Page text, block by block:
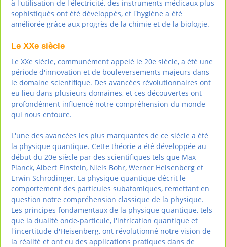
à l'utilisation de l'électricité, des instruments médicaux plus
sophistiqués ont été développés, et l'hygiène a été
améliorée grâce aux progrès de la chimie et de la biologie.
Le XXe siècle
Le XXe siècle, communément appelé le 20e siècle, a été une
période d'innovation et de bouleversements majeurs dans
le domaine scientifique. Des avancées révolutionnaires ont
eu lieu dans plusieurs domaines, et ces découvertes ont
profondément influencé notre compréhension du monde
qui nous entoure.
L'une des avancées les plus marquantes de ce siècle a été
la physique quantique. Cette théorie a été développée au
début du 20e siècle par des scientifiques tels que Max
Planck, Albert Einstein, Niels Bohr, Werner Heisenberg et
Erwin Schrödinger. La physique quantique décrit le
comportement des particules subatomiques, remettant en
question notre compréhension classique de la physique.
Les principes fondamentaux de la physique quantique, tels
que la dualité onde-particule, l'intrication quantique et
l'incertitude d'Heisenberg, ont révolutionné notre vision de
la réalité et ont eu des applications pratiques dans de